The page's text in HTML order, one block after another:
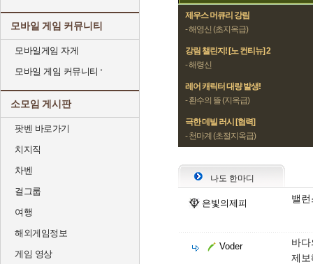
모바일 게임 커뮤니티
모바일게임 자게
모바일 게임 커뮤니티
소모임 게시판
팟벤 바로가기
치지직
차벤
걸그룹
여행
해외게임정보
게임 영상
제우스 머큐리 강림
- 해영신 (초지옥급)
강림 챌린지! [노 컨티뉴] 2
- 해령신
레어 캐릭터 대량 발생!
- 환수의 뜰 (지옥급)
극한 데빌 러시 [협력]
- 천마계 (초절지옥급)
나도 한마디
은빛의제피 밸
Voder
바
제보